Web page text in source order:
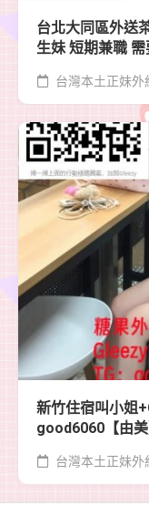
台北大同區外送
生妹 短期兼職
台灣本土正妹外
新竹住宿叫小姐
good6060【由
台灣本土正妹外